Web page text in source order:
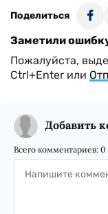
Поделиться
Заметили
Пожалуйста,
Ctrl+Enter или
Добавить
Всего комментариев: 0